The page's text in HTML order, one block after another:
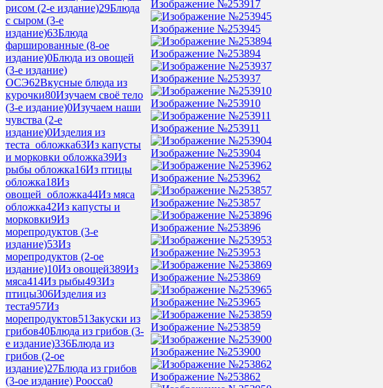
рисом (2-е издание)29Блюда
с сыром (3-е
издание)63Блюда
фаршированные (8-ое
издание)0Блюда из овощей
(3-е издание)
ОСЭ62Вкусные блюда из
курочки80Изучаем своё тело
(3-е издание)0Изучаем наши
чувства (2-е
издание)0Изделия из
теста_обложка63Из капусты
и морковки обложка39Из
рыбы обложка16Из птицы
обложка18Из
овощей_обложка44Из мяса
обложка42Из капусты и
морковки9Из
морепродуктов (3-е
издание)53Из
морепродуктов (2-ое
издание)10Из овощей389Из
мяса414Из рыбы493Из
птицы306Изделия из
теста957Из
морепродуктов51Закуски из
грибов40Блюда из грибов (3-
е издание)336Блюда из
грибов (2-ое
издание)27Блюда из грибов
(3-ое издание) Роосса0
Изображение №253917
Изображение №253945
Изображение №253894
Изображение №253937
Изображение №253910
Изображение №253911
Изображение №253904
Изображение №253962
Изображение №253857
Изображение №253896
Изображение №253953
Изображение №253869
Изображение №253965
Изображение №253859
Изображение №253900
Изображение №253862